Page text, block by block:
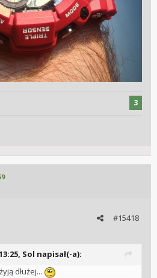
3
#15418
Sol napisał(-a):
dłużej...